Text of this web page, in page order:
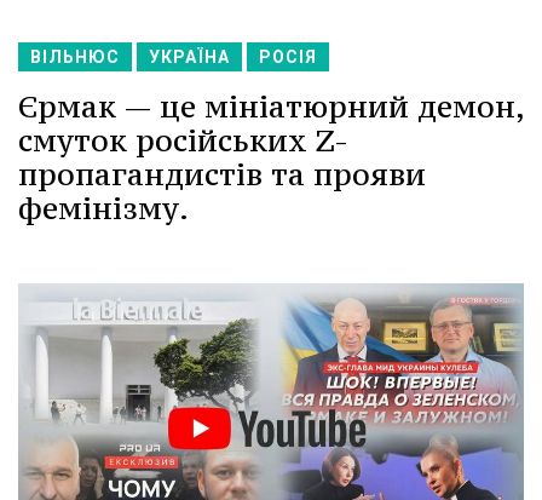
ВІЛЬНЮС УКРАЇНА РОСІЯ
Єрмак — це мініатюрний демон,
смуток російських Z-
пропагандистів та прояви
фемінізму.